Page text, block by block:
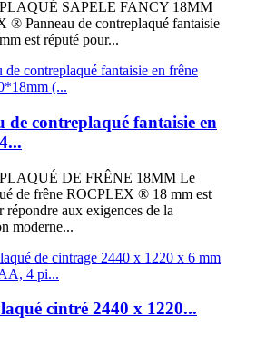
SAPELE FANCY 18MM
® Panneau de contreplaqué fantaisie
est réputé pour...
de contreplaqué fantaisie en
DE FRÊNE 18MM Le
de frêne ROCPLEX ® 18 mm est
répondre aux exigences de la
moderne...
cintré 2440 x 1220...